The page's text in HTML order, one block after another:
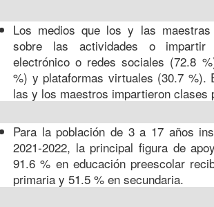
Los medios que los y las
sobre las actividades o impartir
electrónico o redes sociales (72.8
%) y plataformas virtuales (30.7 %).
las y los maestros impartieron clases
Para la población de 3 a 17 años
2021-2022, la principal figura de
91.6 % en educación preescolar
primaria y 51.5 % en secundaria.